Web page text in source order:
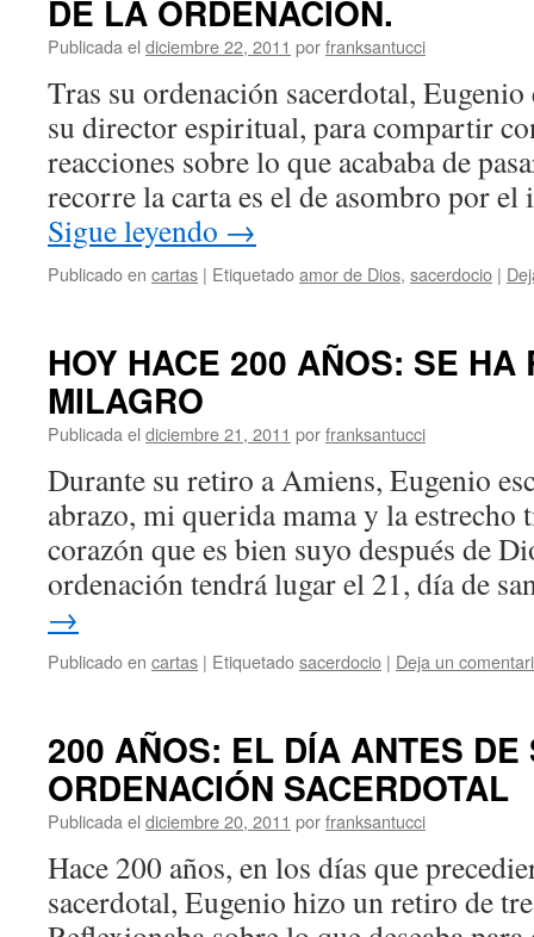
DE LA ORDENACIÓN.
Publicada el diciembre 22, 2011 porfranksantucci
Tras su ordenación sacerdotal,
su director espiritual, para compartir
reacciones sobre lo que acababa de
recorre la carta es el de asombro por
Sigue leyendo →
Publicado en cartas | Etiquetadoamor de Dios, sacerdocio |
HOY HACE 200 AÑOS: SE
MILAGRO
Publicada el diciembre 21, 2011 porfranksantucci
Durante su retiro a Amiens, Eugenio
abrazo, mi querida mama y la estrecho
corazón que es bien suyo después de
ordenación tendrá lugar el 21, día de
→
Publicado en cartas | Etiquetadosacerdocio | Deja un
200 AÑOS: EL DÍA ANTES DE
ORDENACIÓN SACERDOTAL
Publicada el diciembre 20, 2011 porfranksantucci
Hace 200 años, en los días que
sacerdotal, Eugenio hizo un retiro de